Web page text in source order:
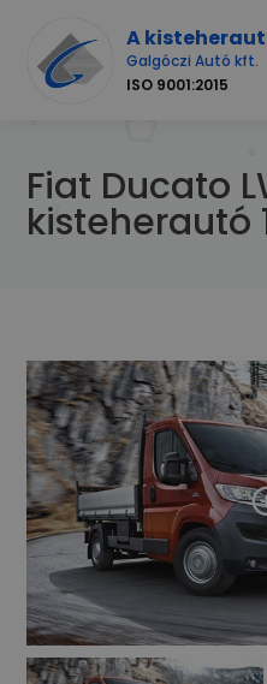
A
Galgóczi Autó kft.
ISO 9001:2015
Fiat Ducato
kisteherautó